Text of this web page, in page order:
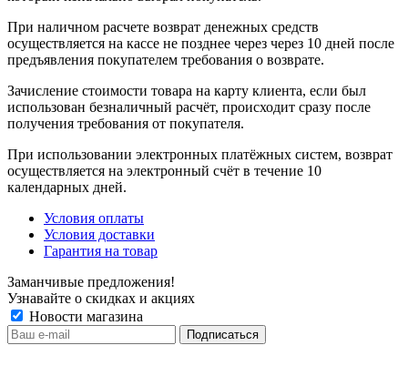
При наличном расчете возврат денежных средств
осуществляется на кассе не позднее через через 10 дней после
предъявления покупателем требования о возврате.
Зачисление стоимости товара на карту клиента, если был
использован безналичный расчёт, происходит сразу после
получения требования от покупателя.
При использовании электронных платёжных систем, возврат
осуществляется на электронный счёт в течение 10
календарных дней.
Условия оплаты
Условия доставки
Гарантия на товар
Заманчивые предложения!
Узнавайте о скидках и акциях
Новости магазина